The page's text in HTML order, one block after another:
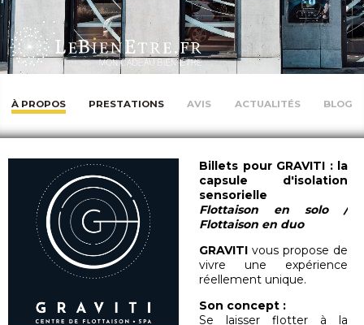
À PROPOS PRESTATIONS AVIS ACTUALITÉS BLOG
Billets pour GRAVITI : la
capsule d'isolation
sensorielle
Flottaison en solo /
Flottaison en duo
GRAVITI vous propose de
vivre une expérience
réellement unique.
Son concept :
Se laisser flotter à la